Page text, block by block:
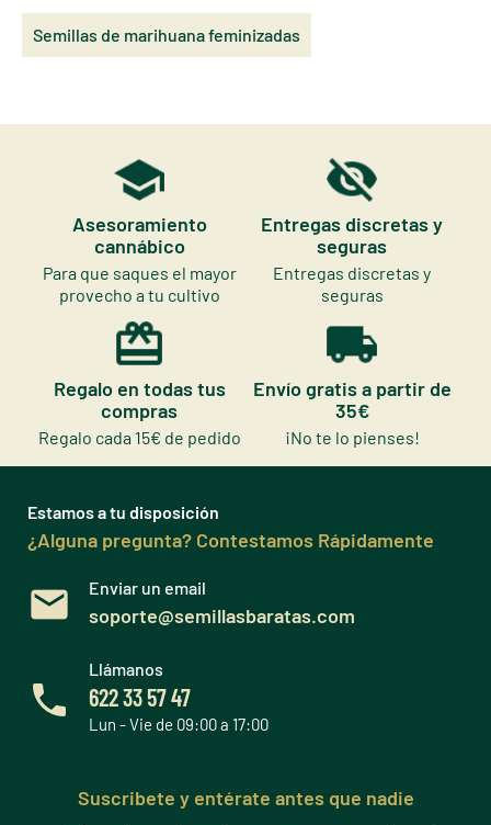
Semillas de marihuana feminizadas
Asesoramiento
cannábico
Para que saques el mayor
provecho a tu cultivo
Entregas discretas y
seguras
Entregas discretas y
seguras
Regalo en todas tus
compras
Regalo cada 15€ de pedido
Envío gratis a partir de
35€
¡No te lo pienses!
Estamos a tu disposición
¿Alguna pregunta? Contestamos Rápidamente
Enviar un email
soporte@semillasbaratas.com
Llámanos
622 33 57 47
Lun - Vie de 09:00 a 17:00
Suscribete y entérate antes que nadie